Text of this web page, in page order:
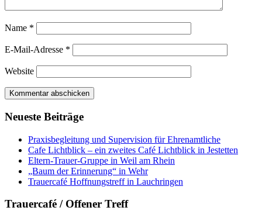
Name *
E-Mail-Adresse *
Website
Neueste Beiträge
Praxisbegleitung und Supervision für Ehrenamtliche
Cafe Lichtblick – ein zweites Café Lichtblick in Jestetten
Eltern-Trauer-Gruppe in Weil am Rhein
„Baum der Erinnerung“ in Wehr
Trauercafé Hoffnungstreff in Lauchringen
Trauercafé / Offener Treff